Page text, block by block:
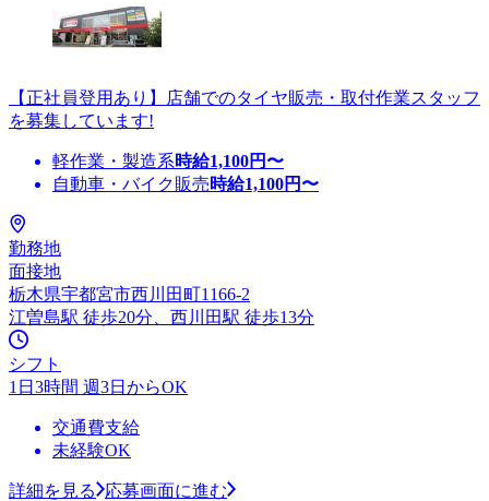
【正社員登用あり】店舗でのタイヤ販売・取付作業スタッフ
を募集しています!
軽作業・製造系時給1,100円〜
自動車・バイク販売時給1,100円〜
勤務地
面接地
栃木県宇都宮市西川田町1166-2
江曽島駅 徒歩20分、西川田駅 徒歩13分
シフト
1日3時間 週3日からOK
交通費支給
未経験OK
詳細を見る
応募画面に進む